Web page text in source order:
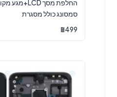
סמסונג כולל מסגרת
₪499